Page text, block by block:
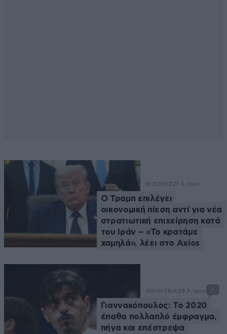
ΚΟΣΜΟΣ21 λ. πριν
Ο Τραμπ επιλέγει
οικονομική πίεση αντί για νέα
στρατιωτική επιχείρηση κατά
του Ιράν – «Το κρατάμε
χαμηλά», λέει στο Axios
ΑΘΛΗΤΙΚΑ29 λ. πριν
Γιαννακόπουλος: Το 2020
έπαθα πολλαπλό έμφραγμα,
πήγα και επέστρεψα